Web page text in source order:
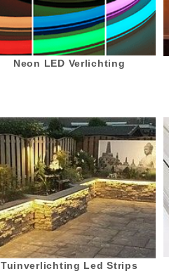
Neon LED Verlichting
Tuinverlichting Led Strips